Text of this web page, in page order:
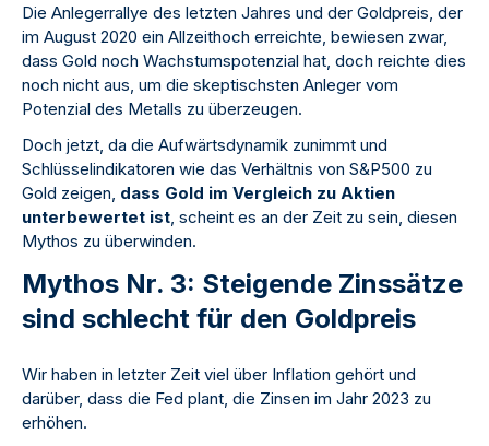
Die Anlegerrallye des letzten Jahres und der Goldpreis, der
im August 2020 ein Allzeithoch erreichte, bewiesen zwar,
dass Gold noch Wachstumspotenzial hat, doch reichte dies
noch nicht aus, um die skeptischsten Anleger vom
Potenzial des Metalls zu überzeugen.
Doch jetzt, da die Aufwärtsdynamik zunimmt und
Schlüsselindikatoren wie das Verhältnis von S&P500 zu
Gold zeigen, dass Gold im Vergleich zu Aktien
unterbewertet ist , scheint es an der Zeit zu sein, diesen
Mythos zu überwinden.
Mythos Nr. 3: Steigende Zinssätze
sind schlecht für den Goldpreis
Wir haben in letzter Zeit viel über Inflation gehört und
darüber, dass die Fed plant, die Zinsen im Jahr 2023 zu
erhöhen.